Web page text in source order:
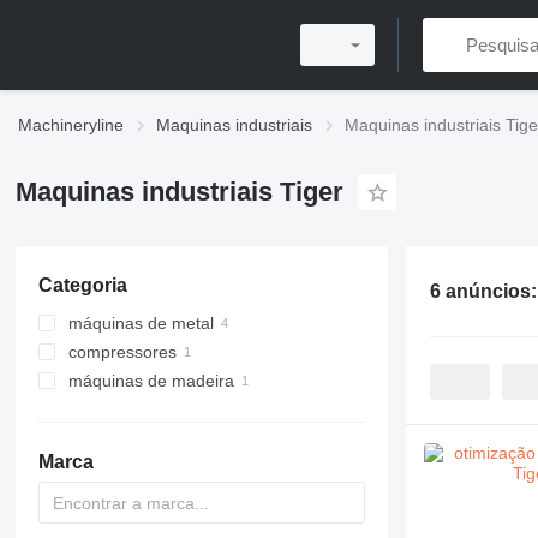
Machineryline Maquinas industriais Maquinas industriais
Maquinas industriais Tiger
Categoria
máquinas de metal
fresadoras de metal
compressores
compressores portáteis
máquinas de madeira
Marca
6 anúncios: